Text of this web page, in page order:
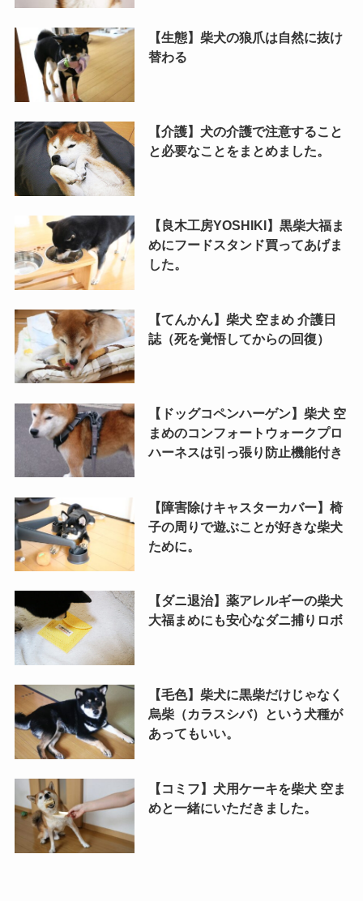
【生態】柴犬の狼爪は自然に抜け
替わる
【介護】犬の介護で注意すること
と必要なことをまとめました。
【良木工房YOSHIKI】黒柴大福ま
めにフードスタンド買ってあげま
した。
【てんかん】柴犬 空まめ 介護日
誌（死を覚悟してからの回復）
【ドッグコペンハーゲン】柴犬 空
まめのコンフォートウォークプロ
ハーネスは引っ張り防止機能付き
【障害除けキャスターカバー】椅
子の周りで遊ぶことが好きな柴犬
ために。
【ダニ退治】薬アレルギーの柴犬
大福まめにも安心なダニ捕りロボ
【毛色】柴犬に黒柴だけじゃなく
烏柴（カラスシバ）という犬種が
あってもいい。
【コミフ】犬用ケーキを柴犬 空ま
めと一緒にいただきました。